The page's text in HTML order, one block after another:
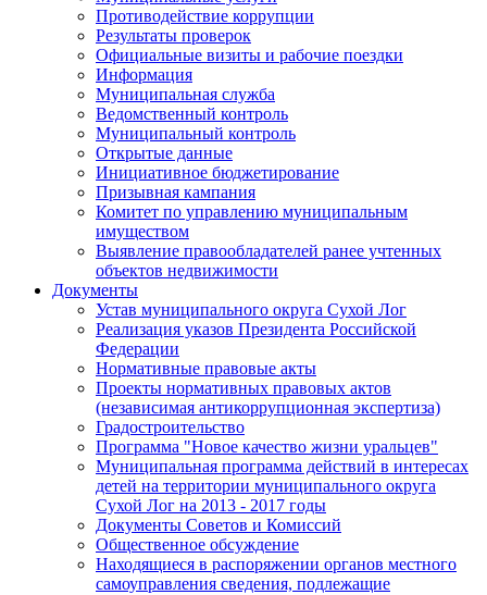
Противодействие коррупции
Результаты проверок
Официальные визиты и рабочие поездки
Информация
Муниципальная служба
Ведомственный контроль
Муниципальный контроль
Открытые данные
Инициативное бюджетирование
Призывная кампания
Комитет по управлению муниципальным
имуществом
Выявление правообладателей ранее учтенных
объектов недвижимости
Документы
Устав муниципального округа Сухой Лог
Реализация указов Президента Российской
Федерации
Нормативные правовые акты
Проекты нормативных правовых актов
(независимая антикоррупционная экспертиза)
Градостроительство
Программа "Новое качество жизни уральцев"
Муниципальная программа действий в интересах
детей на территории муниципального округа
Сухой Лог на 2013 - 2017 годы
Документы Советов и Комиссий
Общественное обсуждение
Находящиеся в распоряжении органов местного
самоуправления сведения, подлежащие